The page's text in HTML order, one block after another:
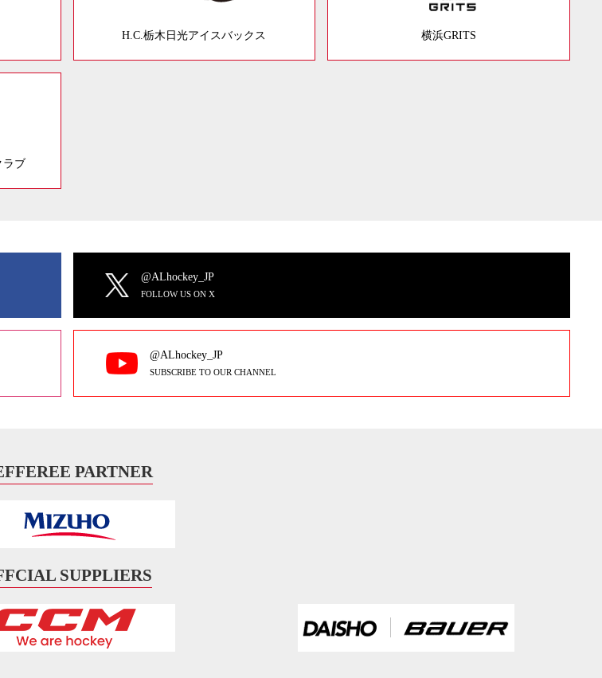
H.C.栃木日光アイスバックス 横浜GRITS
ラブ
@ALhockey_JP
FOLLOW US ON X
@ALhockey_JP
SUBSCRIBE TO OUR CHANNEL
PARTNER
SUPPLIERS